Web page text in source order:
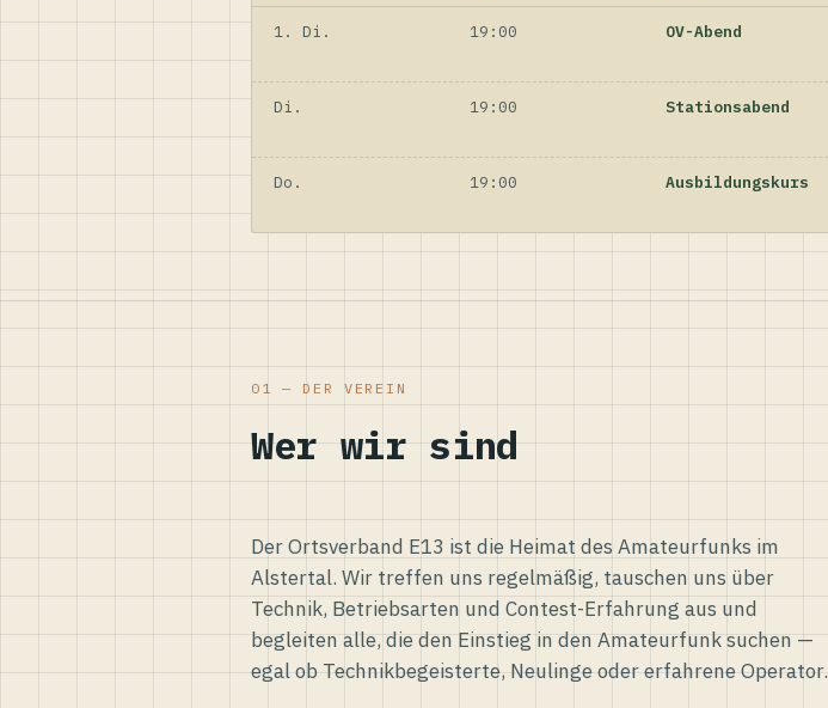
1. Di. 19:00 OV-Abend
Di. 19:00 Stationsabend
Do. 19:00 Ausbildungskurs
01 — DER VEREIN
Wer wir sind
Der Ortsverband E13 ist die Heimat des Amateurfunks im
Alstertal. Wir treffen uns regelmäßig, tauschen uns über
Technik, Betriebsarten und Contest-Erfahrung aus und
begleiten alle, die den Einstieg in den Amateurfunk suchen —
egal ob Technikbegeisterte, Neulinge oder erfahrene Operator.